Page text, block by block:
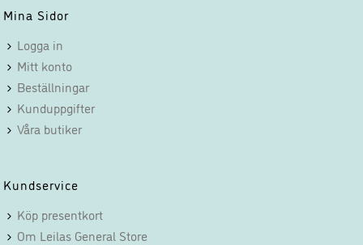
Mina Sidor
Logga in
Mitt konto
Beställningar
Kunduppgifter
Våra butiker
Kundservice
Köp presentkort
Om Leilas General Store
funktionalitet
från
hemsidan.
Marknadsföring
intressen och ditt
beteende när du
surfar ökar du
chansen att få se